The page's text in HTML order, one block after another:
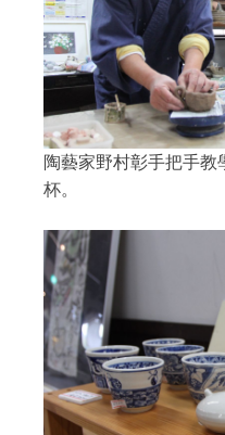
陶藝家野村彰手把手
杯。